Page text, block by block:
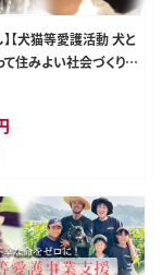
】【犬猫等愛護活動 犬と
て住みよい社会づくりを
高原町 特定非営利活